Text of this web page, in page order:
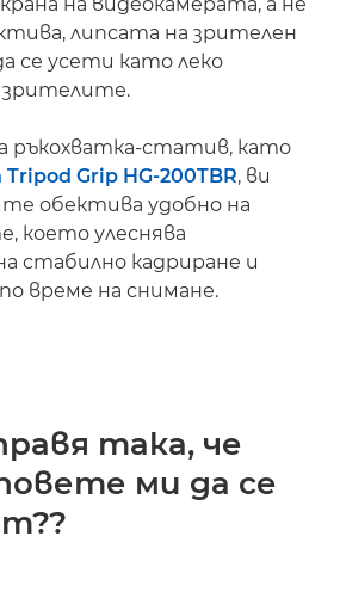
липсата на зрителен
се усети като леко
зрителите.
ръкохватка-статив, като
Tripod Grip HG-200TBR, ви
обектива удобно на
което улеснява
стабилно кадриране и
време на снимане.
така, че
ми да се